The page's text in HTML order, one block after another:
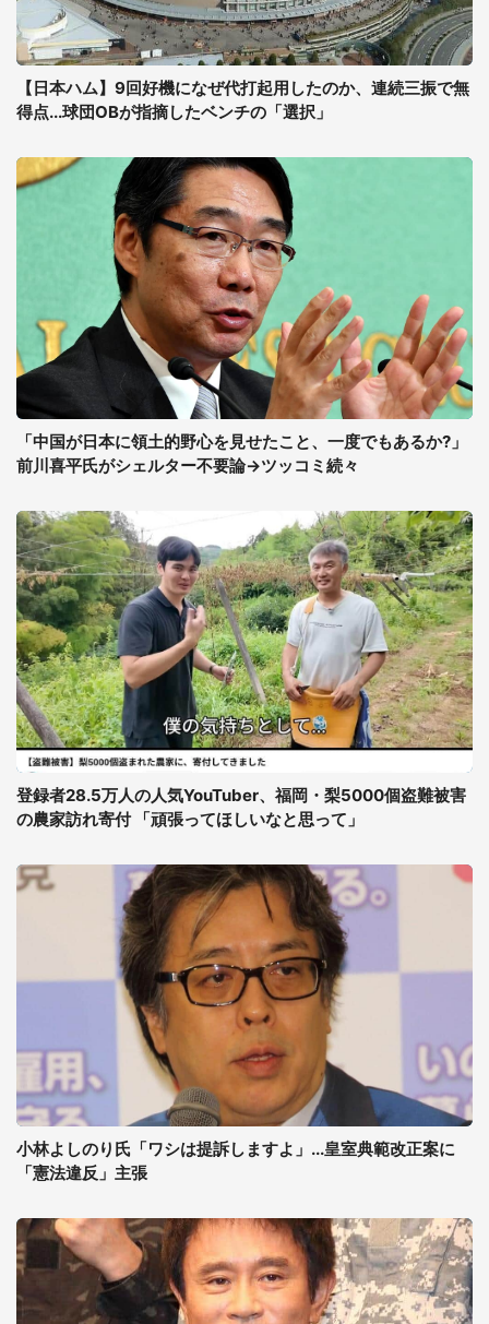
【日本ハム】9回好機になぜ代打起用したのか、連続三振で無
得点...球団OBが指摘したベンチの「選択」
「中国が日本に領土的野心を見せたこと、一度でもあるか?」
前川喜平氏がシェルター不要論→ツッコミ続々
登録者28.5万人の人気YouTuber、福岡・梨5000個盗難被害
の農家訪れ寄付 「頑張ってほしいなと思って」
小林よしのり氏「ワシは提訴しますよ」...皇室典範改正案に
「憲法違反」主張